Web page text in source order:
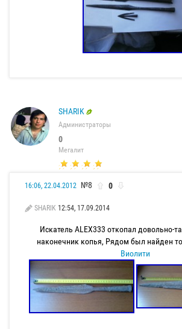
SHARIK
Администраторы
0
Мегалит
16:06, 22.04.2012 №8 0
SHARIK 12:54, 17.09.2014
Искатель ALEX333 откопал довольно-
наконечник копья, Рядом был найден
Виолити